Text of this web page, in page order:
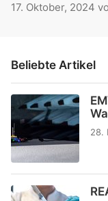
17. Oktober, 2024
Beliebte Artikel
28.